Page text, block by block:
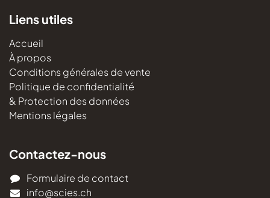
Liens utiles
Accueil
À propos
Conditions générales de vente
Politique de confidentialité
& Protection des données
Mentions légales
Contactez-nous
Formulaire de contact
info@scies.ch